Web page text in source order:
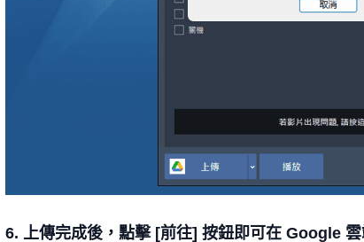
6. 上傳完成後，點擊 [前往] 按鈕即可在 Google